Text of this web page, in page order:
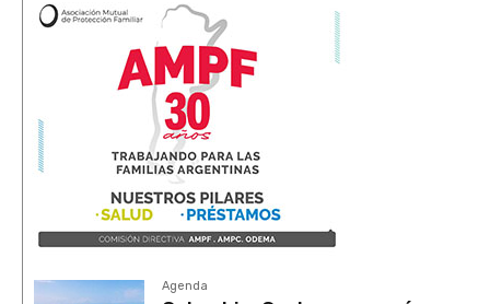
Agenda